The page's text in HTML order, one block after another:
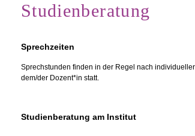
Studienberatung
Sprechzeiten
Sprechstunden finden in der Regel nach
dem/der Dozent*in statt.
Studienberatung am Institut